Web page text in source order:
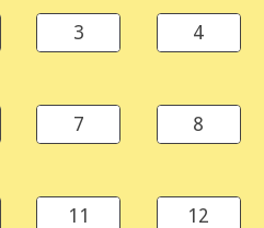
3 4
7 8
11 12